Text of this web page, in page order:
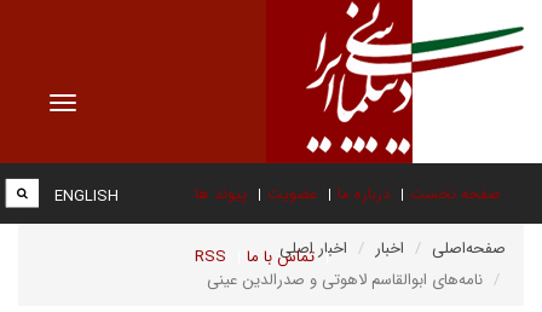
Toggle
صفحه نخست درباره ما عضویت پیوند ها
تماس با ما RSS
ENGLISH
صفحه‌اصلی اخبار
اخبار اصلی
نامه‌های ابوالقاسم لاهوتی و صدرالدین عینی